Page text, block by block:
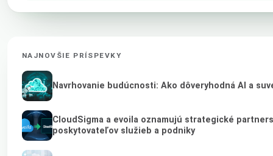
NAJNOVŠIE PRÍSPEVKY
Navrhovanie budúcnosti: Ako dôveryhodná AI a
CloudSigma a evoila oznamujú strategické
poskytovateľov služieb a podniky